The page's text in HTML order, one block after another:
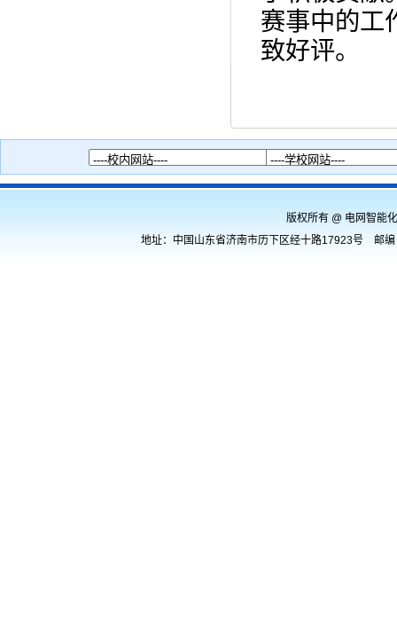
赛事中的工
致好评。
版权所有 @ 电网智能
地址：中国山东省济南市历下区经十路17923号 邮